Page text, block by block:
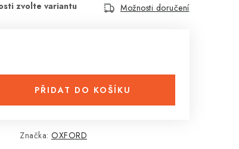
Možnosti doručení
PŘIDAT DO KOŠÍKU
Značka: OXFORD